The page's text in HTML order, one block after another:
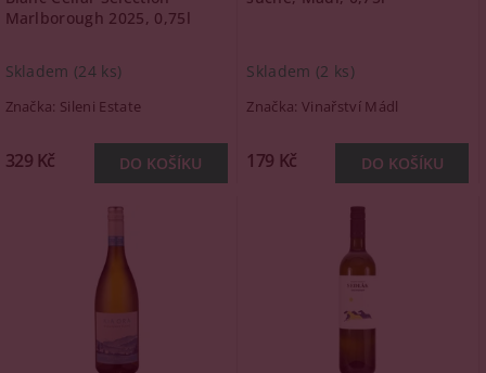
Marlborough 2025, 0,75l
Skladem (24 ks)
Značka: Sileni Estate
329 Kč
Skladem (2 ks)
Značka: Vinařství Mádl
179 Kč